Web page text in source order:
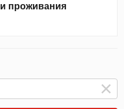
проживания